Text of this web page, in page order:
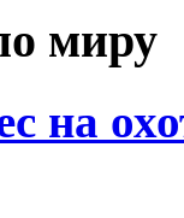
миру
на